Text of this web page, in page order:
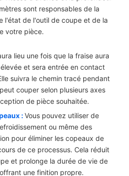
sont responsables de la
l'état de l'outil de coupe et de la
votre pièce.
lieu une fois que la fraise aura
et sera entrée en contact
suivra le chemin tracé pendant
couper selon plusieurs axes
de pièce souhaitée.
:Vous pouvez utiliser de
ou même des
pour éliminer les copeaux de
de ce processus. Cela réduit
et prolonge la durée de vie de
une finition propre.